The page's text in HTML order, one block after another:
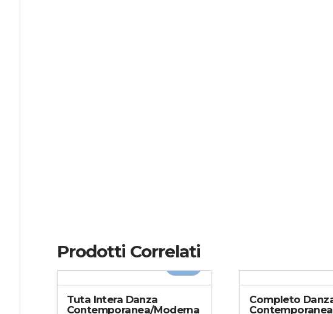
Prodotti Correlati
Tuta Intera Danza
Contemporanea/Moderna
Completo